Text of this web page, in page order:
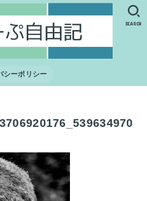
シーポリシー
SEARCH